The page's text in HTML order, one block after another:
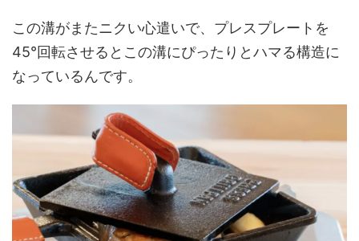
この溝がまたニクい心遣いで、プレスプレートを
45°回転させるとこの溝にぴったりとハマる構造に
なっているんです。